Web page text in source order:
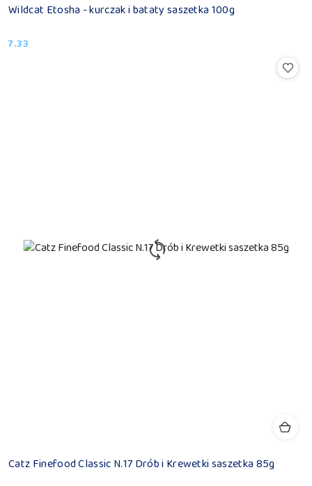
Wildcat Etosha - kurczak i bataty saszetka 100g
Cena:
7.33
Catz Finefood Classic N.17 Drób i Krewetki saszetka 85g